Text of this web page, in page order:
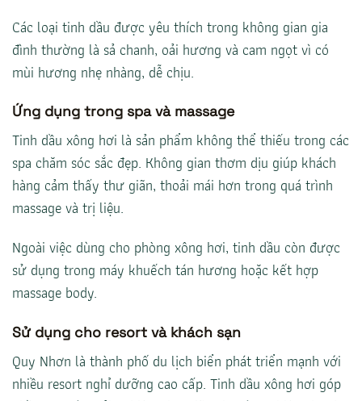
Các loại tinh dầu được yêu thích trong không gian gia
đình thường là sả chanh, oải hương và cam ngọt vì có
mùi hương nhẹ nhàng, dễ chịu.
Ứng dụng trong spa và massage
Tinh dầu xông hơi là sản phẩm không thể thiếu trong các
spa chăm sóc sắc đẹp. Không gian thơm dịu giúp khách
hàng cảm thấy thư giãn, thoải mái hơn trong quá trình
massage và trị liệu.
Ngoài việc dùng cho phòng xông hơi, tinh dầu còn được
sử dụng trong máy khuếch tán hương hoặc kết hợp
massage body.
Sử dụng cho resort và khách sạn
Quy Nhơn là thành phố du lịch biển phát triển mạnh với
nhiều resort nghỉ dưỡng cao cấp. Tinh dầu xông hơi góp